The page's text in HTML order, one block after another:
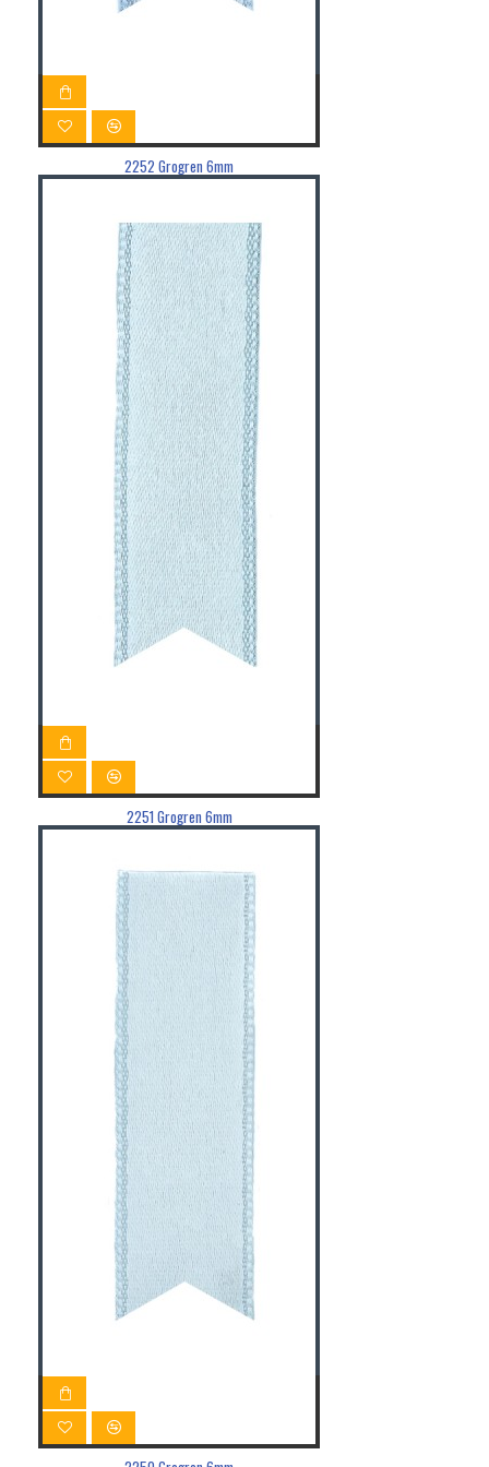
2252 Grogren 6mm
2251 Grogren 6mm